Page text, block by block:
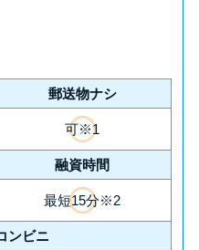
郵送物ナシ
可※1
融資時間
最短15分※2
ンビニ